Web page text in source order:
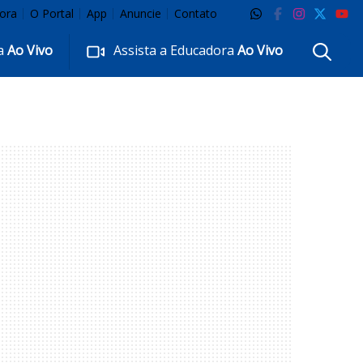
O Portal App Anuncie Contato
Ao Vivo Assista a EducadoraAo Vivo